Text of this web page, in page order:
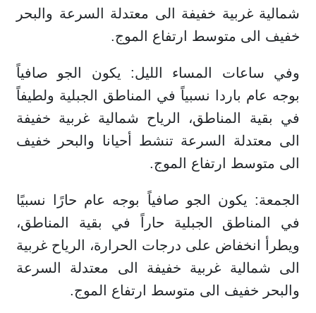
شمالية غربية خفيفة الى معتدلة السرعة والبحر
خفيف الى متوسط ارتفاع الموج.
وفي ساعات المساء الليل: يكون الجو صافياً
بوجه عام باردا نسبياً في المناطق الجبلية ولطيفاً
في بقية المناطق، الرياح شمالية غربية خفيفة
الى معتدلة السرعة تنشط أحيانا والبحر خفيف
الى متوسط ارتفاع الموج.
الجمعة: يكون الجو صافياً بوجه عام حارًا نسبيًا
في المناطق الجبلية حاراً في بقية المناطق،
ويطرأ انخفاض على درجات الحرارة، الرياح غربية
الى شمالية غربية خفيفة الى معتدلة السرعة
والبحر خفيف الى متوسط ارتفاع الموج.